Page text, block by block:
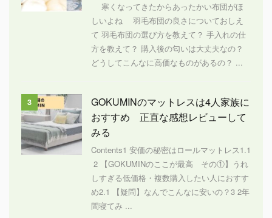
寒くなってきたからあったかい布団がほ
しいよね 羽毛布団の良さについておしえ
て 羽毛布団の選び方を教えて？ 手入れの仕
方を教えて？ 購入後の匂いは大丈夫なの？
どうしてこんなに高価なものがあるの？ ...
3
GOKUMINのマットレスは4人家族に
おすすめ 正直な感想レビューして
みる
Contents1 安価の秘密はロールマットレス1.1
2 【GOKUMINのここが最高 その①】うれ
しすぎる低価格・複数購入したい人におすす
め2.1 【疑問】なんでこんなに安いの？3 2年
間寝てみ ...